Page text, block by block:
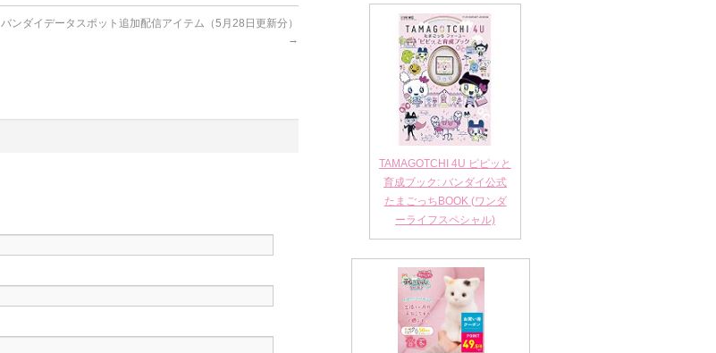
バンダイデータスポット追加配信アイテム（5月28日更新分）
→
TAMAGOTCHI 4U ピピッと
育成ブック: バンダイ公式
たまごっちBOOK (ワンダ
ーライフスペシャル)